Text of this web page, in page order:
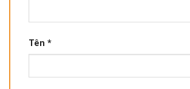
Tên *